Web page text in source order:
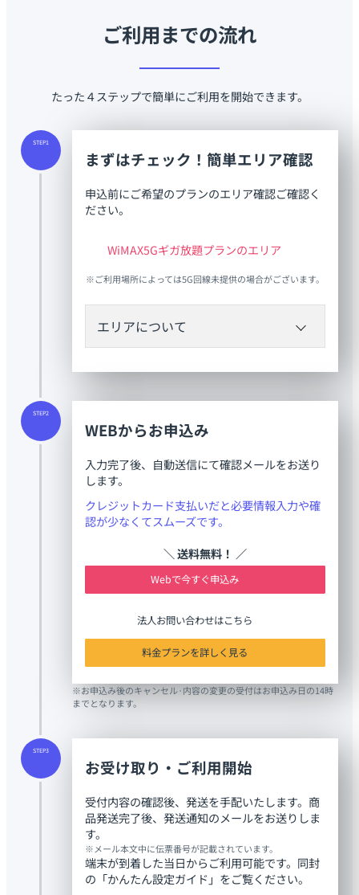
ご利用までの流れ
たった４ステップで簡単にご利用を開始できます。
まずはチェック！簡単エリア確認
申込前にご希望のプランのエリア確認ご確認く
ださい。
WiMAX5Gギガ放題プランのエリア
※ご利用場所によっては5G回線未提供の場合がございます。
エリアについて
黄色で色付けされているエリアがご利用可能
万が一ご利用いただけなかった場合は、初期
STEP1
WEBからお申込み
入力完了後、自動送信にて確認メールをお送り
します。
クレジットカード支払いだと必要情報入力や確
認が少なくてスムーズです。
＼ 送料無料！ ／
Webで今すぐ申込み
法人お問い合わせはこちら
料金プランを詳しく見る
※お申込み後のキャンセル·内容の変更の受付はお申込み日の14時
までとなります。
STEP2
お受け取り・ご利用開始
受付内容の確認後、発送を手配いたします。商
品発送完了後、発送通知のメールをお送りしま
す。
※メール本文中に伝票番号が記載されています。
端末が到着した当日からご利用可能です。同封
の「かんたん設定ガイド」をご覧ください。
STEP3